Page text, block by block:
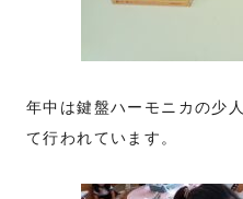
年中は鍵盤ハーモニカの少
て行われています。